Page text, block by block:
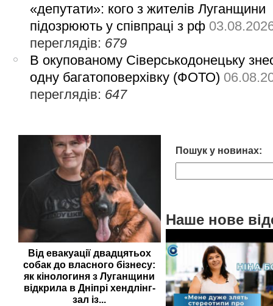
«депутати»: кого з жителів Луганщини
підозрюють у співпраці з рф
переглядів: 679
В окупованому Сіверськодонецьку
одну багатоповерхівку (ФОТО)
переглядів: 647
Від евакуації двадцятьох
собак до власного бізнесу:
як кінологиня з Луганщини
відкрила в Дніпрі хендлінг-
зал із...
Пошук у новинах:
Наше нове